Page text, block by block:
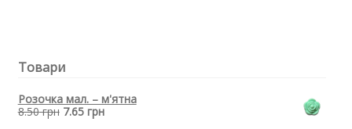
Міні
Бебі
блю
Товари
Розочка мал. – м'ятна
8.50грн 7.65грн